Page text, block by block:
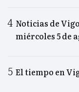
Noticias de
miércoles 5 de
El tiempo en